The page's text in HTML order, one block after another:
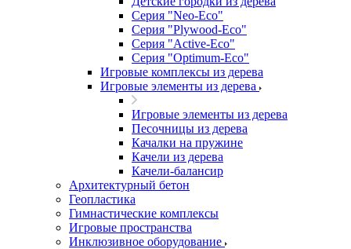
Серия "Neo-Eco"
Серия "Plywood-Eco"
Серия "Active-Eco"
Серия "Оptimum-Еco"
Игровые комплексы из дерева
Игровые элементы из дерева
Игровые элементы из дерева
Песочницы из дерева
Качалки на пружине
Качели из дерева
Качели-балансир
Архитектурный бетон
Геопластика
Гимнастические комплексы
Игровые пространства
Инклюзивное оборудование